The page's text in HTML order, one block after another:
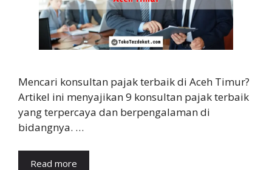
Mencari konsultan pajak terbaik di Aceh Timur?
Artikel ini menyajikan 9 konsultan pajak terbaik
yang terpercaya dan berpengalaman di
bidangnya. …
Read more